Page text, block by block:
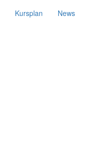
Kursplan News